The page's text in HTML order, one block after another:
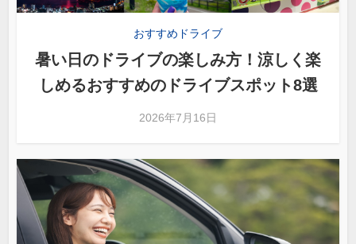
おすすめドライブ
暑い日のドライブの楽しみ方！涼しく楽
しめるおすすめのドライブスポット8選
2026年7月16日